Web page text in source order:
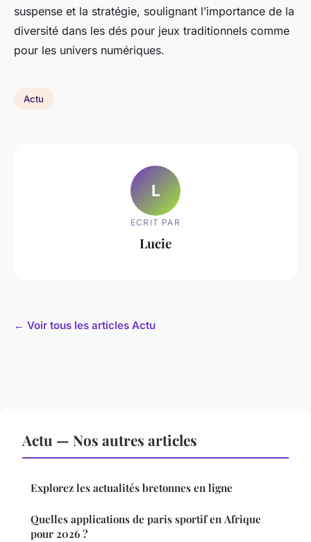
suspense et la stratégie, soulignant l’importance de la
diversité dans les dés pour jeux traditionnels comme
pour les univers numériques.
Actu
L
ECRIT PAR
Lucie
← Voir tous les articles Actu
Actu — Nos autres articles
Explorez les actualités bretonnes en ligne
Quelles applications de paris sportif en Afrique
pour 2026 ?